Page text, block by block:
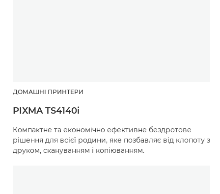
ДОМАШНІ ПРИНТЕРИ
PIXMA TS4140i
Компактне та економічно ефективне бездротове
рішення для всієї родини, яке позбавляє від клопоту з
друком, скануванням і копіюванням.